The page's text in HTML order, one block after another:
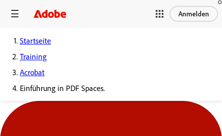
Anmelden
Startseite
Training
Acrobat
Einführung in PDF Spaces.